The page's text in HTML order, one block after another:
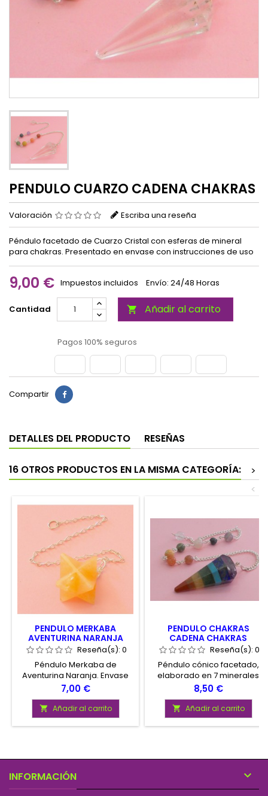
PENDULO CUARZO CADENA CHAKRAS
Valoración Escriba una reseña
Péndulo facetado de Cuarzo Cristal con esferas de mineral
para chakras. Presentado en envase con instrucciones de uso
9,00 € Impuestos incluidos Envío: 24/48 Horas
Cantidad  Añadir al carrito
Pagos 100% seguros
Compartir
DETALLES DEL PRODUCTO RESEÑAS
16 OTROS PRODUCTOS EN LA MISMA CATEGORÍA:
>
<
PENDULO MERKABA
AVENTURINA NARANJA
Reseña(s): 0
Péndulo Merkaba de
Aventurina Naranja. Envase
con instrucciones de uso
Precio
7,00 €
 Añadir al carrito
PENDULO CHAKRAS
CADENA CHAKRAS
Reseña(s): 0
Péndulo cónico facetado,
elaborado en 7 minerales
para los chakras. Cadena
con 7 esferas minerales para
chakras. Presentado en
envase con instrucciones de
uso
Precio
8,50 €
 Añadir al carrito
INFORMACIÓN 